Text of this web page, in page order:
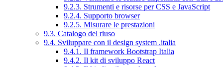
9.2.3. Strumenti e risorse per CSS e JavaScript
9.2.4. Supporto browser
9.2.5. Misurare le prestazioni
9.3. Catalogo del riuso
9.4. Sviluppare con il design system .italia
9.4.1. Il framework Bootstrap Italia
9.4.2. Il kit di sviluppo React